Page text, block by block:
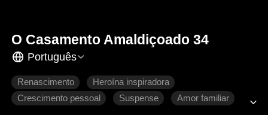
O Casamento Amaldiçoado 34
Português
Renascimento
Heroína inspiradora
Crescimento pessoal
Suspense Amor familiar